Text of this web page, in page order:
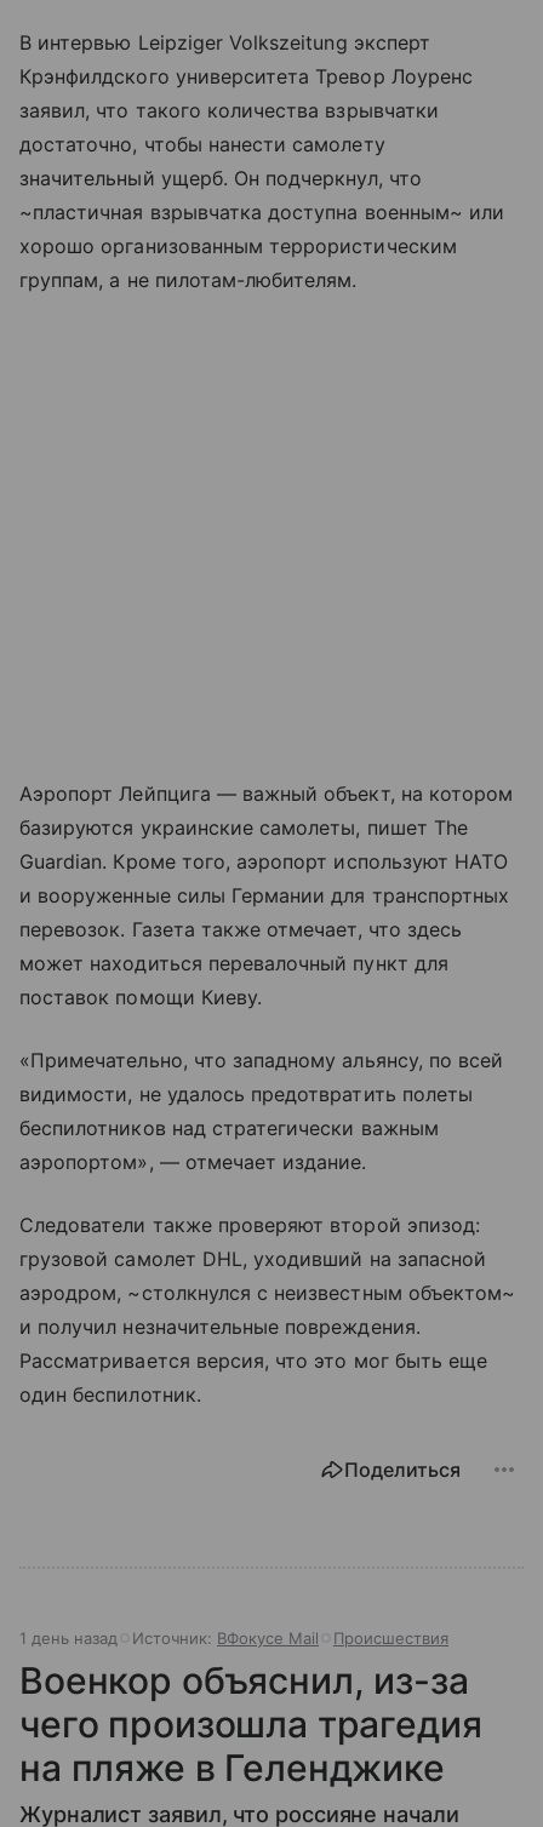
В интервью Leipziger Volkszeitung эксперт
Крэнфилдского университета Тревор Лоуренс
заявил, что такого количества взрывчатки
достаточно, чтобы нанести самолету
значительный ущерб. Он подчеркнул, что
~пластичная взрывчатка доступна военным~ или
хорошо организованным террористическим
группам, а не пилотам-любителям.
Аэропорт Лейпцига — важный объект, на котором
базируются украинские самолеты, пишет The
Guardian. Кроме того, аэропорт используют НАТО
и вооруженные силы Германии для транспортных
перевозок. Газета также отмечает, что здесь
может находиться перевалочный пункт для
поставок помощи Киеву.
«Примечательно, что западному альянсу, по всей
видимости, не удалось предотвратить полеты
беспилотников над стратегически важным
аэропортом», — отмечает издание.
Следователи также проверяют второй эпизод:
грузовой самолет DHL, уходивший на запасной
аэродром, ~столкнулся с неизвестным объектом~
и получил незначительные повреждения.
Рассматривается версия, что это мог быть еще
один беспилотник.
Поделиться
1 день назад Источник: ВФокусе Mail Происшествия
Военкор объяснил, из-за
чего произошла трагедия
на пляже в Геленджике
Журналист заявил, что россияне начали